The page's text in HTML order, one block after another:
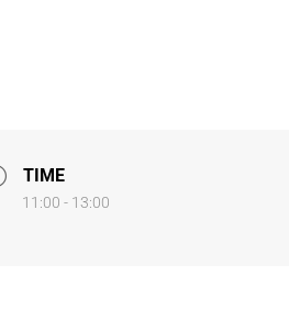
TIME
11:00 - 13:00